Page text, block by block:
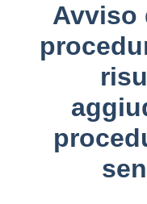
Avviso